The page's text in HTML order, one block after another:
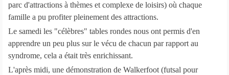
parc d'attractions à thèmes et complexe de loisirs) où chaque
famille a pu profiter pleinement des attractions.
Le samedi les "célèbres" tables rondes nous ont permis d'en
apprendre un peu plus sur le vécu de chacun par rapport au
syndrome, cela a était très enrichissant.
L'après midi, une démonstration de Walkerfoot (futsal pour